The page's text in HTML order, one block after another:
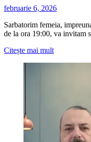
februarie 6, 2026
Sarbatorim femeia,
de la ora 19:00, va invitam
Citește mai multCitește
Amalfi
Alegria